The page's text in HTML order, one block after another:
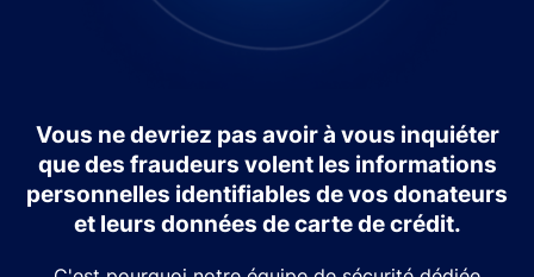
Vous ne devriez pas avoir à vous inquiéter
que des fraudeurs volent les informations
personnelles identifiables de vos donateurs
et leurs données de carte de crédit.